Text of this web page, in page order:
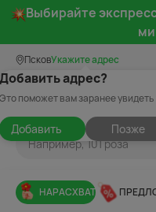
Выбирайте
ПсковУкажите адрес
адрес?
поможет вам заранее
Добавить Позже
НАРАСХВАТ